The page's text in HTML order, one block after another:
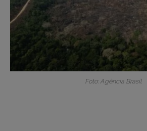
Foto: Agência Brasil